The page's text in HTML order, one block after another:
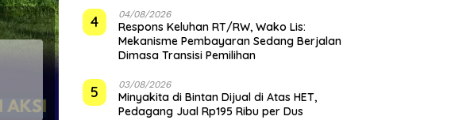
4 04/08/2026
‎Respons Keluhan RT/RW, Wako Lis:
Mekanisme Pembayaran Sedang Berjalan
Dimasa Transisi Pemilihan
5 03/08/2026
Minyakita di Bintan Dijual di Atas HET,
Pedagang Jual Rp195 Ribu per Dus